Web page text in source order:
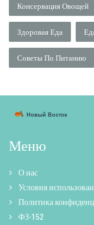
Консервация Овощей
Здоровая Еда
Советы По Питанию
Меню
О нас
Условия
Политика
ФЗ-152